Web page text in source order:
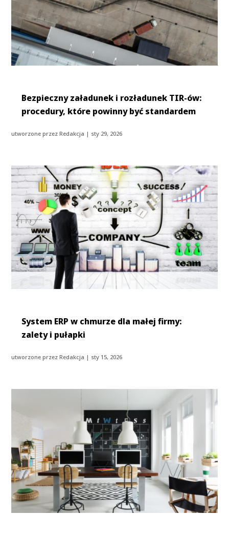
Bezpieczny załadunek i rozładunek TIR-ów:
procedury, które powinny być standardem
utworzone przezRedakcja | sty 29, 2026
System ERP w chmurze dla małej firmy:
zalety i pułapki
utworzone przezRedakcja | sty 15, 2026